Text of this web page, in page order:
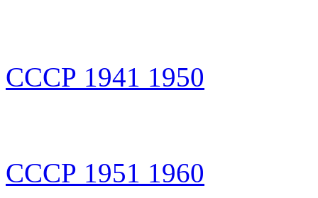
СССР 1941 1950
СССР 1951 1960